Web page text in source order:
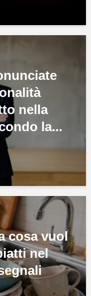
nella
la...
cosa vuol
nel